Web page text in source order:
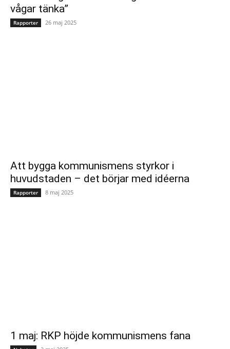
vågar tänka”
Rapporter 26 maj 2025
Att bygga kommunismens styrkor i
huvudstaden – det börjar med idéerna
Rapporter 8 maj 2025
1 maj: RKP höjde kommunismens fana